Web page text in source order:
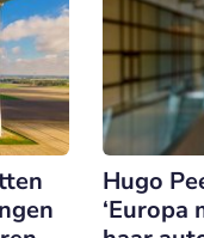
Hugo
‘Europa